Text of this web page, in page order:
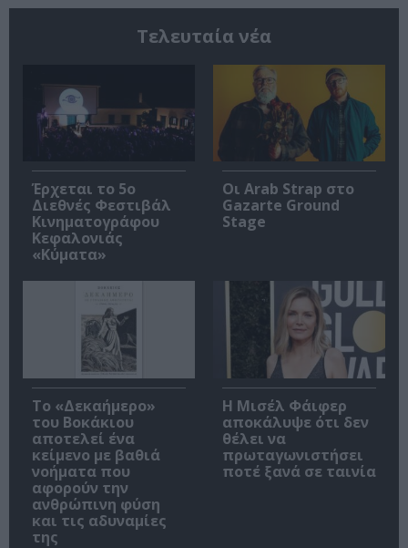
Τελευταία νέα
Έρχεται το 5ο
Διεθνές Φεστιβάλ
Κινηματογράφου
Κεφαλονιάς
«Κύματα»
Οι Arab Strap στο
Gazarte Ground
Stage
Το «Δεκαήμερο»
του Βοκάκιου
αποτελεί ένα
κείμενο με βαθιά
νοήματα που
αφορούν την
ανθρώπινη φύση
και τις αδυναμίες
της
Η Μισέλ Φάιφερ
αποκάλυψε ότι δεν
θέλει να
πρωταγωνιστήσει
ποτέ ξανά σε ταινία